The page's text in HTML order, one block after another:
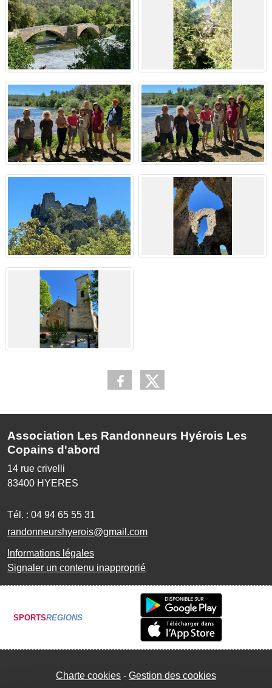
Association Les Randonneurs Hyérois Les
Copains d'abord
14 rue crivelli
83400 HYERES
Tél. : 04 94 65 55 31
randonneurshyerois@gmail.com
Informations légales
Signaler un contenu inapproprié
SPORTSREGIONS
Charte cookies Gestion des cookies